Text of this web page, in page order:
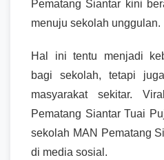
Pematang Siantar kini
menuju sekolah unggulan.
Hal ini tentu menjadi
bagi sekolah, tetapi
masyarakat sekitar.
Pematang Siantar Tuai
sekolah MAN Pematang
di media sosial.